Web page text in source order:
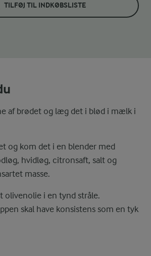
TILFØJ TIL INDKØBSLISTE
af brødet og læg det i blød i mælk i
og kom det i en blender med
hvidløg, citronsaft, salt og
masse.
i en tynd stråle.
skal have konsistens som en tyk